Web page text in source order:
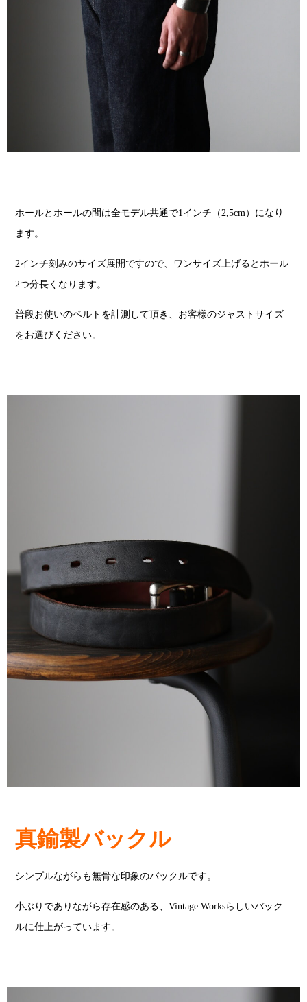
ホールとホールの間は全モデル共通で1インチ（2,5cm）になり
ます。
2インチ刻みのサイズ展開ですので、ワンサイズ上げるとホール
2つ分長くなります。
普段お使いのベルトを計測して頂き、お客様のジャストサイズ
をお選びください。
真鍮製バックル
シンプルながらも無骨な印象のバックルです。
小ぶりでありながら存在感のある、Vintage Worksらしいバック
ルに仕上がっています。